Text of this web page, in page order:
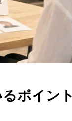
ポイント